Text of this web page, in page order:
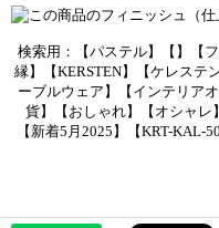
検索用：【パステル】【】【
縁】【KERSTEN】【ケレステ
ーブルウェア】【インテリア
貨】【おしゃれ】【オシャレ
【新着5月2025】【KRT-KAL-